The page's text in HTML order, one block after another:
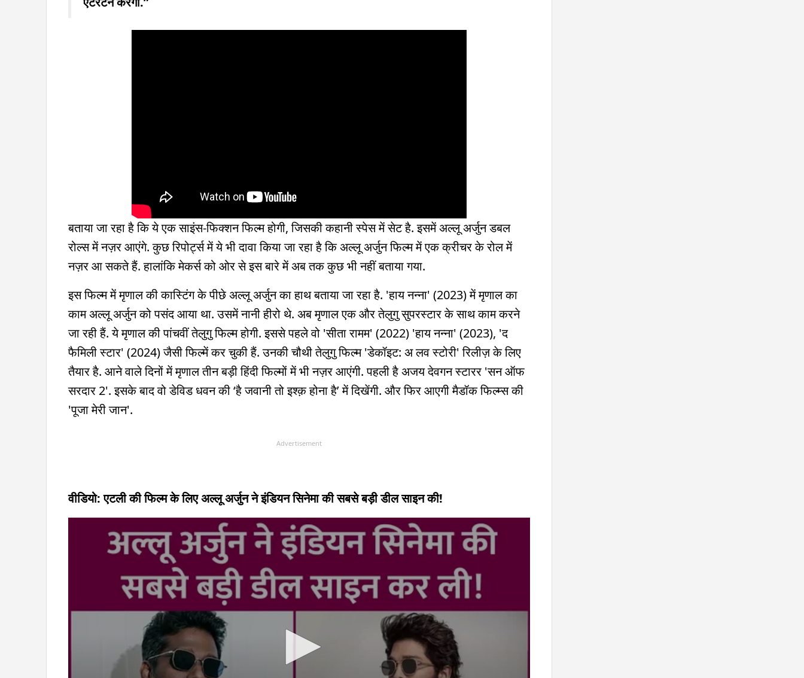
बताया जा रहा है कि ये एक साइंस-फिक्शन फिल्म होगी, जिसकी कहानी स्पेस में सेट है. इसमें अल्लू अर्जुन डबल
रोल्स में नज़र आएंगे. कुछ रिपोर्ट्स में ये भी दावा किया जा रहा है कि अल्लू अर्जुन फिल्म में एक क्रीचर के रोल में
नज़र आ सकते हैं. हालांकि मेकर्स को ओर से इस बारे में अब तक कुछ भी नहीं बताया गया.
इस फिल्म में मृणाल की कास्टिंग के पीछे अल्लू अर्जुन का हाथ बताया जा रहा है. 'हाय नन्ना' (2023) में मृणाल का
काम अल्लू अर्जुन को पसंद आया था. उसमें नानी हीरो थे. अब मृणाल एक और तेलुगु सुपरस्टार के साथ काम करने
जा रही हैं. ये मृणाल की पांचवीं तेलुगु फिल्म होगी. इससे पहले वो 'सीता रामम' (2022) 'हाय नन्ना' (2023), 'द
फैमिली स्टार' (2024) जैसी फिल्में कर चुकी हैं. उनकी चौथी तेलुगु फिल्म 'डेकॉइट: अ लव स्टोरी' रिलीज़ के लिए
तैयार है. आने वाले दिनों में मृणाल तीन बड़ी हिंदी फिल्मों में भी नज़र आएंगी. पहली है अजय देवगन स्टारर 'सन ऑफ
सरदार 2'. इसके बाद वो डेविड धवन की ‘है जवानी तो इश्क़ होना है’ में दिखेंगी. और फिर आएगी मैडॉक फिल्म्स की
'पूजा मेरी जान'.
Advertisement
वीडियो: एटली की फिल्म के लिए अल्लू अर्जुन ने इंडियन सिनेमा की सबसे बड़ी डील साइन की!